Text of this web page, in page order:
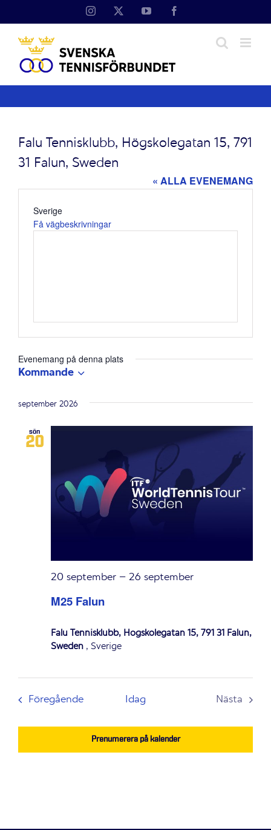
Instagram YouTube
Falu Tennisklubb, Högskolegatan 15, 791
31 Falun, Sweden
« ALLA EVENEMANG
Adress
Sverige
Få vägbeskrivningar
Evenemang på denna plats
Kommande
datum.
september 2026
sön
20
M25 Falun
20 september – 26 september
Falu Tennisklubb, Högskolegatan 15, 791 31 Falun,
Sweden , Sverige
FöregåendeEvenemang
Idag
Nästa
Prenumerera på kalender